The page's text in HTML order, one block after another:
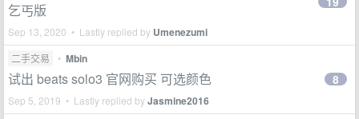
乞丐版
Sep 13, 2020 • Lastly replied by Umenezumi
二手交易 • Mbin
试出 beats solo3 官网购买 可选颜色
Sep 5, 2019 • Lastly replied byJasmine2016
8